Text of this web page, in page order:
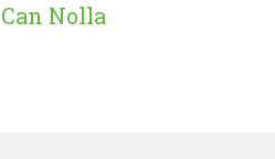
Can Nolla